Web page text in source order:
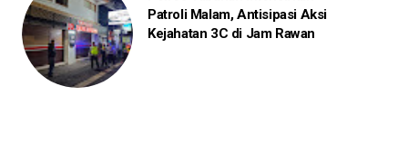
Patroli Malam, Antisipasi Aksi
Kejahatan 3C di Jam Rawan